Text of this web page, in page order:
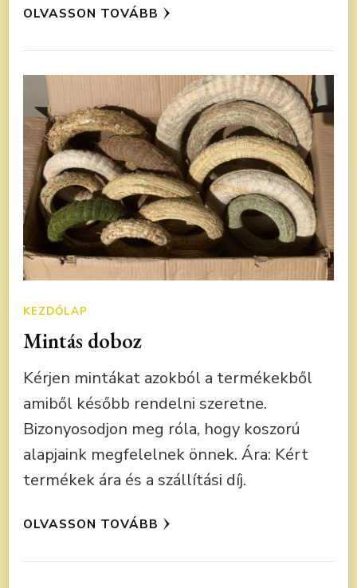
OLVASSON TOVÁBB
KEZDŐLAP
Mintás doboz
Kérjen mintákat azokból a termékekből
amiből később rendelni szeretne.
Bizonyosodjon meg róla, hogy koszorú
alapjaink megfelelnek önnek. Ára: Kért
termékek ára és a szállítási díj.
OLVASSON TOVÁBB